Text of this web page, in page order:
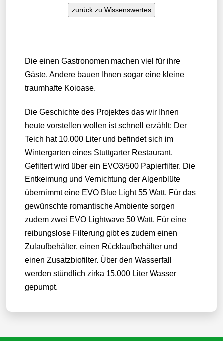
zurück zu Wissenswertes
Die einen Gastronomen machen viel für ihre
Gäste. Andere bauen Ihnen sogar eine kleine
traumhafte Koioase.
Die Geschichte des Projektes das wir Ihnen
heute vorstellen wollen ist schnell erzählt: Der
Teich hat 10.000 Liter und befindet sich im
Wintergarten eines Stuttgarter Restaurant.
Gefiltert wird über ein EVO3/500 Papierfilter. Die
Entkeimung und Vernichtung der Algenblüte
übernimmt eine EVO Blue Light 55 Watt. Für das
gewünschte romantische Ambiente sorgen
zudem zwei EVO Lightwave 50 Watt. Für eine
reibungslose Filterung gibt es zudem einen
Zulaufbehälter, einen Rücklaufbehälter und
einen Zusatzbiofilter. Über den Wasserfall
werden stündlich zirka 15.000 Liter Wasser
gepumpt.